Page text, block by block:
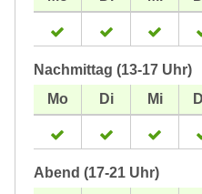
Nachmittag (13-17 Uhr)
Abend (17-21 Uhr)